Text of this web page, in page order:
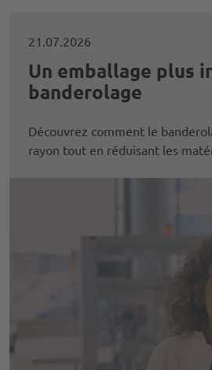
21.07.2026
Un emballage plus
banderolage
Découvrez comment le
rayon tout en réduisant les